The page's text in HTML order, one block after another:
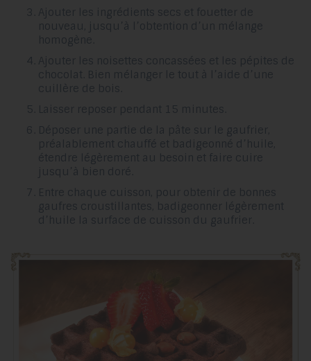
Ajouter les ingrédients secs et fouetter de
nouveau, jusqu’à l’obtention d’un mélange
homogène.
Ajouter les noisettes concassées et les pépites de
chocolat. Bien mélanger le tout à l’aide d’une
cuillère de bois.
Laisser reposer pendant 15 minutes.
Déposer une partie de la pâte sur le gaufrier,
préalablement chauffé et badigeonné d’huile,
étendre légèrement au besoin et faire cuire
jusqu’à bien doré.
Entre chaque cuisson, pour obtenir de bonnes
gaufres croustillantes, badigeonner légèrement
d’huile la surface de cuisson du gaufrier.